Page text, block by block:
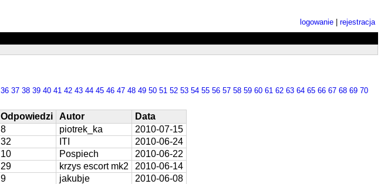
logowanie
rejestracja
36 37 38 39 40 41 42 43 44 45 46 47 48 49 50 51 52 53 54 55 56 57 58 59 60 61 62 63 64 65 66 67 68 69 70
Odpowiedzi Autor
Data
8 piotrek_ka
2010-07-15
32 ITI
2010-06-24
10 Pospiech
2010-06-22
29 krzys escort mk2
2010-06-14
9 jakubje
2010-06-08